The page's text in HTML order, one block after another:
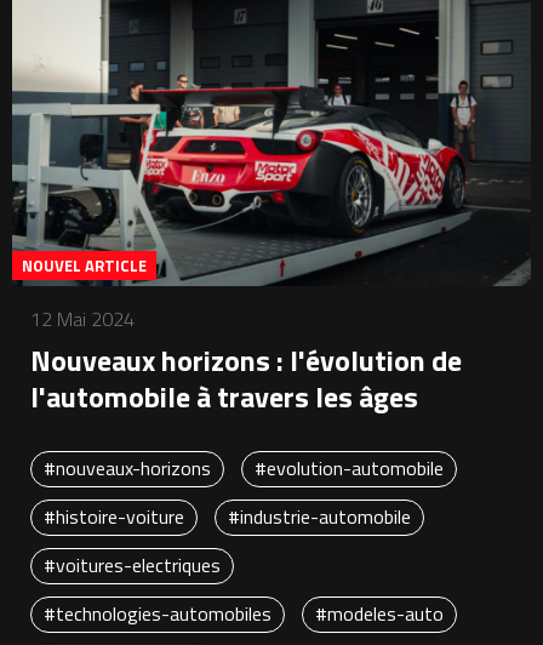
NOUVEL ARTICLE
12 Mai 2024
Nouveaux horizons : l'évolution de
l'automobile à travers les âges
#nouveaux-horizons
#evolution-automobile
#histoire-voiture
#industrie-automobile
#voitures-electriques
#technologies-automobiles
#modeles-auto